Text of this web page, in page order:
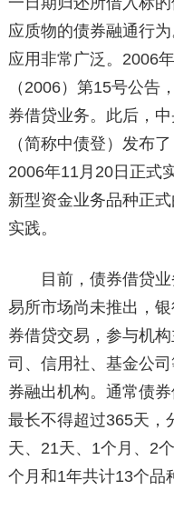
应质物的债券融通行
应用非常广泛。2006
（2006）第15号公告
券借贷业务。此后，
（简称中债登）发布
2006年11月20日正式
新型资金业务品种正
实践。
目前，债券借贷业
易所市场尚未推出，
券借贷交易，参与机
司、信用社、基金公
券融出机构。通常债
最长不得超过365天，
天、21天、1个月、2
个月和1年共计13个品